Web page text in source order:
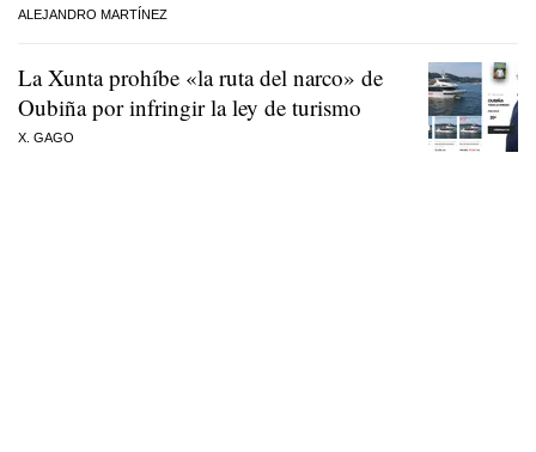
ALEJANDRO MARTÍNEZ
La Xunta prohíbe «la ruta del narco» de
Oubiña por infringir la ley de turismo
X. GAGO